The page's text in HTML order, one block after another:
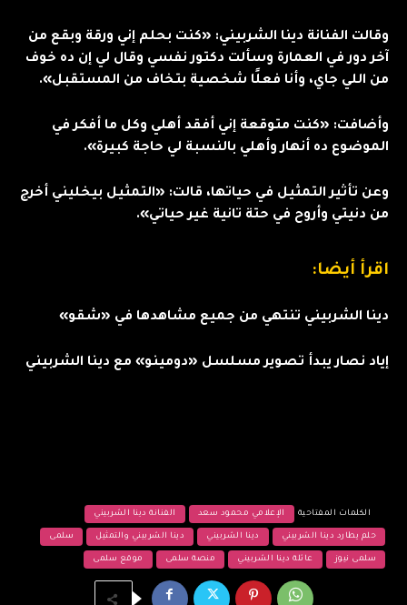
وقالت الفنانة دينا الشربيني: «كنت بحلم إني ورقة وبقع من
آخر دور في العمارة وسألت دكتور نفسي وقال لي إن ده خوف
من اللي جاي، وأنا فعلًا شخصية بتخاف من المستقبل».
وأضافت: «كنت متوقعة إني أفقد أهلي وكل ما أفكر في
الموضوع ده أنهار وأهلي بالنسبة لي حاجة كبيرة».
وعن تأثير التمثيل في حياتها، قالت: «التمثيل بيخليني أخرج
من دنيتي وأروح في حتة تانية غير حياتي».
اقرأ أيضا:
دينا الشربيني تنتهي من جميع مشاهدها في «شقو»
إياد نصار يبدأ تصوير مسلسل «دومينو» مع دينا الشربيني
الكلمات المفتاحية الإعلامي محمود سعد الفنانة دينا الشربيني
حلم يطارد دينا الشربيني دينا الشربيني دينا الشربيني والتمثيل سلمى
سلمى نيوز عائلة دينا الشربيني منصة سلمى موقع سلمى